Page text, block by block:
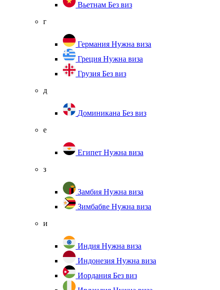
Вьетнам Без виз
г
Германия Нужна виза
Греция Нужна виза
Грузия Без виз
д
Доминикана Без виз
е
Египет Нужна виза
з
Замбия Нужна виза
Зимбабве Нужна виза
и
Индия Нужна виза
Индонезия Нужна виза
Иордания Без виз